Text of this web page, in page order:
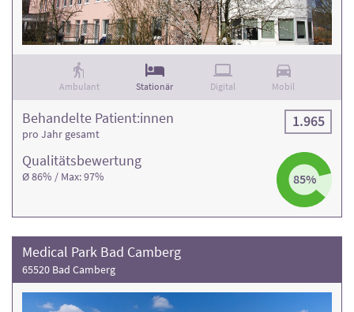
Behandlungsfälle.
Ambulant Stationär Digital Mobil
Qualitäts­bewertung
Ø 86% / Max: 97% 85%
Behandelte Patient:innen
pro Jahr gesamt
1.965
Medical Park Bad Camberg
65520 Bad Camberg